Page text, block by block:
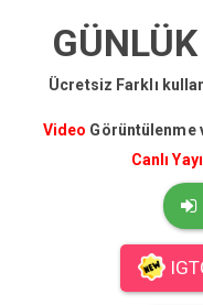
GÜNLÜK
Ücretsiz Farklı
Video Görüntülenme
Canlı